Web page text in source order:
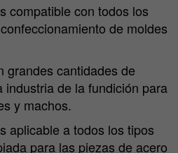
compatible con todos los
de moldes
grandes cantidades de
industria de la fundición para
y machos.
aplicable a todos los tipos
para las piezas de acero